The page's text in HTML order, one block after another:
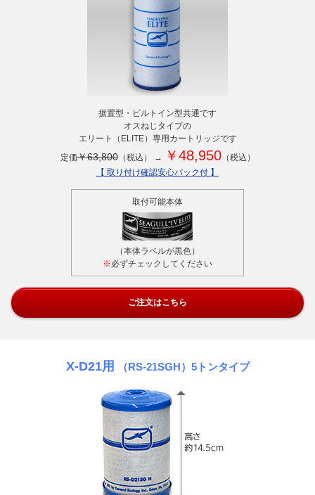
据置型・ビルトイン型共通です
オスねじタイプの
エリート（ELITE）専用カートリッジです
定価￥63,800（税込） → ￥48,950（税込）
【 取り付け確認安心パック付 】
取付可能本体
（本体ラベルが黒色）
※必ずチェックしてください
ご注文はこちら
X-D21用 （RS-21SGH）5トンタイプ